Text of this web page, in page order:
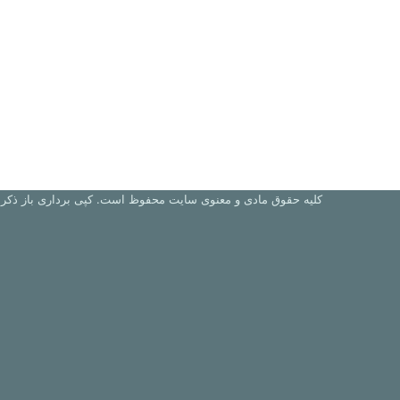
کلیه حقوق مادی و معنوی سایت محفوظ است. کپی برداری باز ذکر